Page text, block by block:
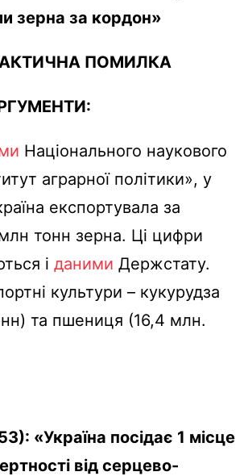
зерна за кордон»
ПОМИЛКА
Національного наукового
аграрної політики», у
експортувала за
тонн зерна. Ці цифри
і даними Держстату.
культури – кукурудза
та пшениця (16,4 млн.
«Україна посідає 1 місце
від серцево-